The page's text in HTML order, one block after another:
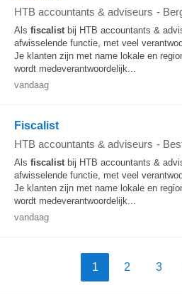
HTB accountants & adviseurs -
Als fiscalistbij HTB accountants &
afwisselende functie, met veel
Je klanten zijn met name lokale en
wordt medeverantwoordelijk...
vandaag
Fiscalist
HTB accountants & adviseurs -
Als fiscalistbij HTB accountants &
afwisselende functie, met veel
Je klanten zijn met name lokale en
wordt medeverantwoordelijk...
vandaag
1 2 3